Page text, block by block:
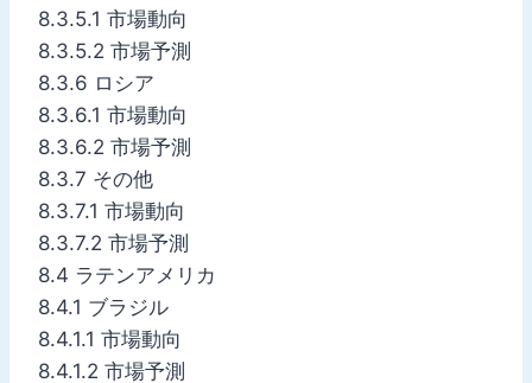
8.3.5.1 市場動向
8.3.5.2 市場予測
8.3.6 ロシア
8.3.6.1 市場動向
8.3.6.2 市場予測
8.3.7 その他
8.3.7.1 市場動向
8.3.7.2 市場予測
8.4 ラテンアメリカ
8.4.1 ブラジル
8.4.1.1 市場動向
8.4.1.2 市場予測